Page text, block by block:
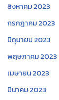
สิงหาคม 2023
กรกฎาคม 2023
มิถุนายน 2023
พฤษภาคม 2023
เมษายน 2023
มีนาคม 2023